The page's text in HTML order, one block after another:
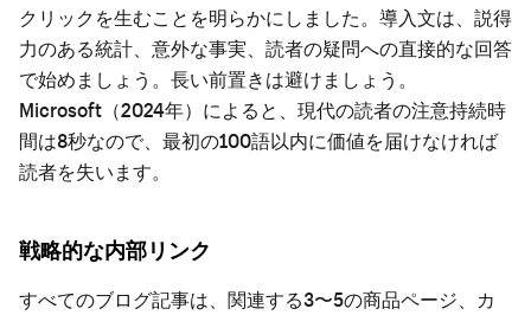
クリックを生むことを明らかにしました。導入文は、説得
力のある統計、意外な事実、読者の疑問への直接的な回答
で始めましょう。長い前置きは避けましょう。
Microsoft（2024年）によると、現代の読者の注意持続時
間は8秒なので、最初の100語以内に価値を届けなければ
読者を失います。
戦略的な内部リンク
すべてのブログ記事は、関連する3〜5の商品ページ、カ